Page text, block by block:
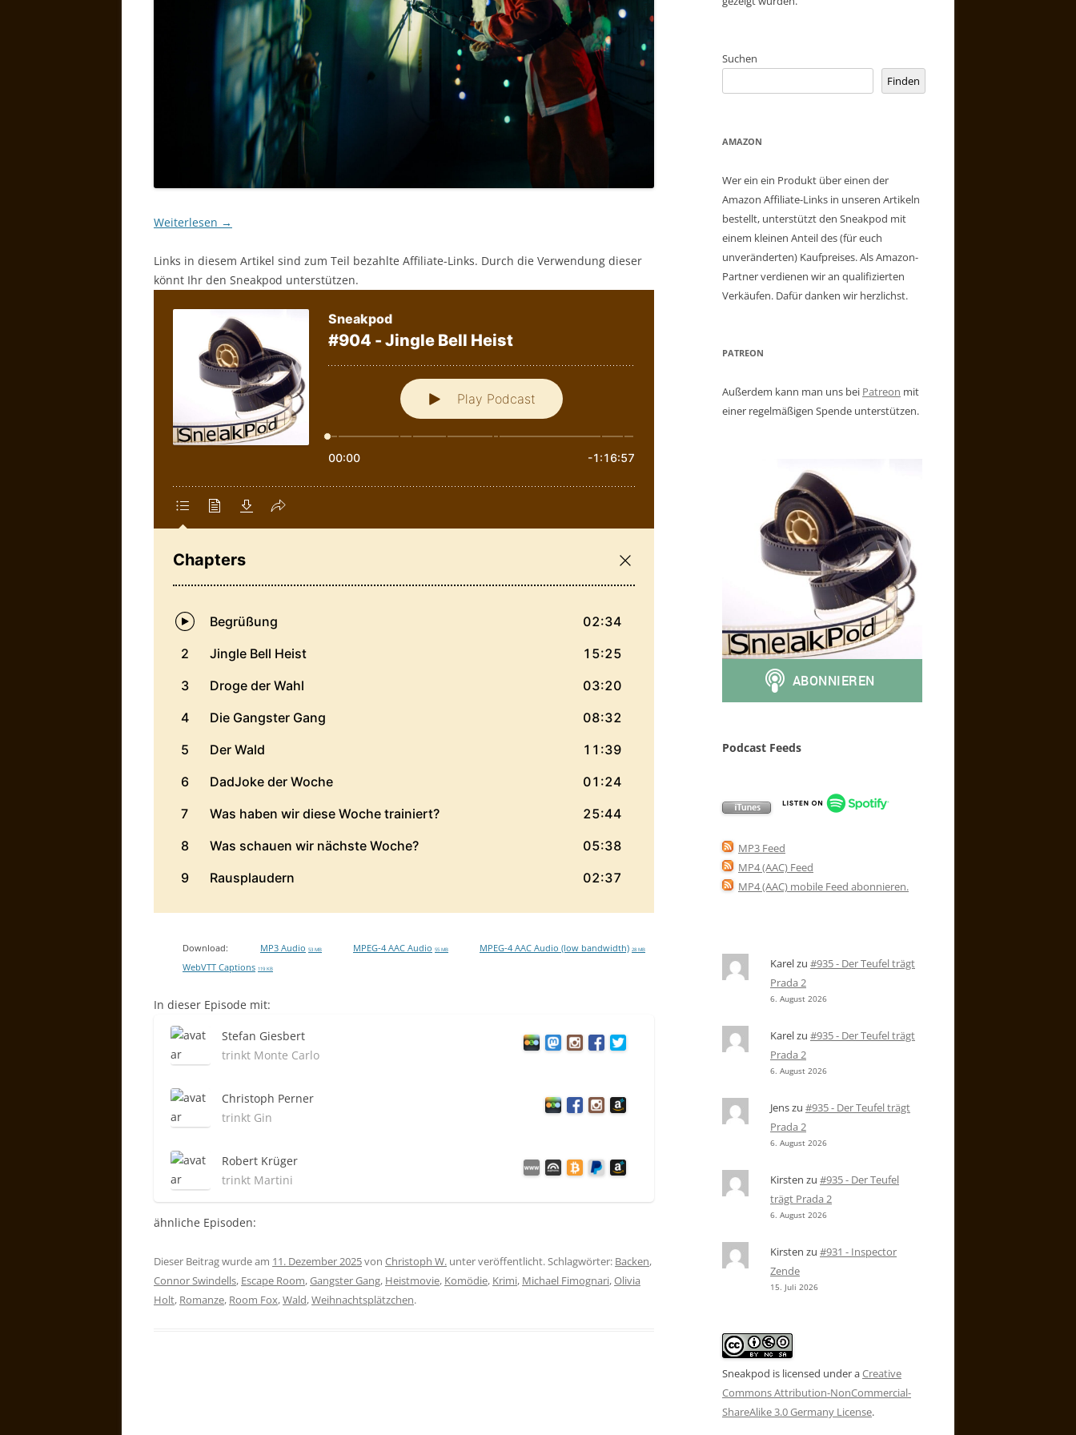
Weiterlesen →
Links in diesem Artikel sind zum Teil bezahlte Affiliate-Links. Durch die Verwendung dieser
könnt Ihr den Sneakpod unterstützen.
Download: MP3 Audio 53 MB MPEG-4 AAC Audio 55 MB MPEG-4 AAC Audio (low bandwidth) 28 MB
WebVTT Captions 119 KB
In dieser Episode mit:
Stefan Giesbert
trinkt Monte Carlo
Christoph Perner
trinkt Gin
Robert Krüger
trinkt Martini
ähnliche Episoden:
Dieser Beitrag wurde am 11. Dezember 2025von Christoph W. unter veröffentlicht. Schlagwörter: Backen,
Connor Swindells, Escape Room,Gangster Gang, Heistmovie, Komödie, Krimi, Michael Fimognari,Olivia
Holt, Romanze, Room Fox,Wald,Weihnachtsplätzchen.
Suchen
Finden
AMAZON
Wer ein ein Produkt über einen der
Amazon Affiliate-Links in unseren Artikeln
bestellt, unterstützt den Sneakpod mit
einem kleinen Anteil des (für euch
unveränderten) Kaufpreises. Als Amazon-
Partner verdienen wir an qualifizierten
Verkäufen. Dafür danken wir herzlichst.
PATREON
Außerdem kann man uns bei Patreon mit
einer regelmäßigen Spende unterstützen.
Podcast Feeds
MP3 Feed
MP4 (AAC) Feed
MP4 (AAC) mobile Feed abonnieren.
Karelzu #935 - Der Teufel trägt
Prada 2
6. August 2026
Karelzu #935 - Der Teufel trägt
Prada 2
6. August 2026
Jenszu #935 - Der Teufel trägt
Prada 2
6. August 2026
Kirsten zu #935 - Der Teufel
trägt Prada 2
6. August 2026
Kirsten zu #931 - Inspector
Zende
15. Juli 2026
Sneakpod is licensed under aCreative
Commons Attribution-NonCommercial-
ShareAlike 3.0 Germany License.